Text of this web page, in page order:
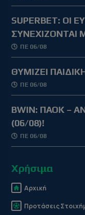
SUPERBET: ΟΙ
ΣΥΝΕΧΙΖΟΝΤΑΙ
ΠΕ 06/08
ΘΥΜΙΖΕΙ
ΠΕ 06/08
BWIN: ΠΑΟΚ –
(06/08)!
ΠΕ 06/08
Χρήσιμα
Αρχική
Προτάσεις